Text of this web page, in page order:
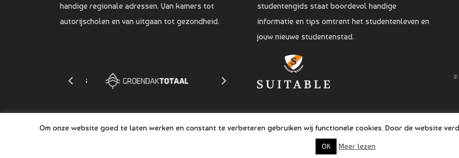
handige regionale adressen. Van kamers tot
autorijscholen en van uitgaan tot gezondheid.
studentengids staat boordevol handige
informatie en tips omtrent het studentenleven en
jouw nieuwe studentenstad.
©
Om onze website goed te laten werken en constant te verbeteren gebruiken wij functionele cookies. Door de website
OK Meer lezen